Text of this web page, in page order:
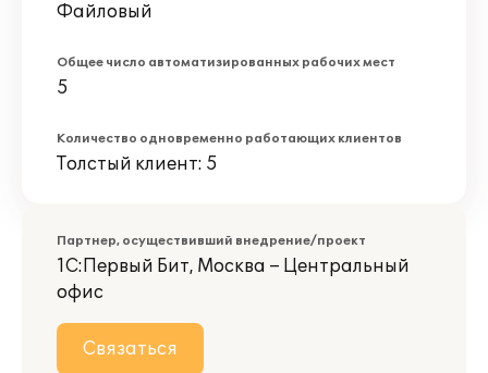
Файловый
Общее число автоматизированных рабочих мест
5
Количество одновременно работающих клиентов
Толстый клиент: 5
Партнер, осуществивший внедрение/проект
1С:Первый Бит, Москва – Центральный
офис
Связаться